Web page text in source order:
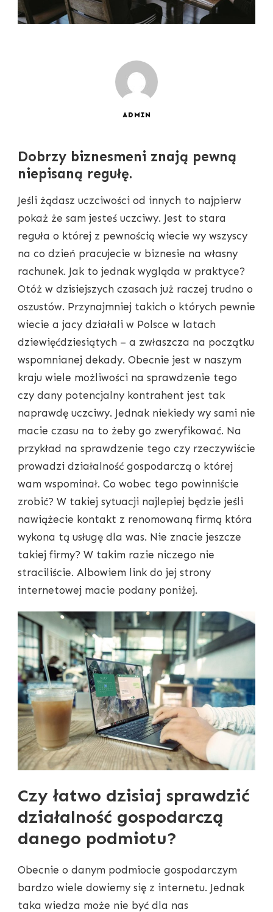
ADMIN
Dobrzy biznesmeni znają pewną
niepisaną regułę.
Jeśli żądasz uczciwości od innych to najpierw
pokaż że sam jesteś uczciwy. Jest to stara
reguła o której z pewnością wiecie wy wszyscy
na co dzień pracujecie w biznesie na własny
rachunek. Jak to jednak wygląda w praktyce?
Otóż w dzisiejszych czasach już raczej trudno o
oszustów. Przynajmniej takich o których pewnie
wiecie a jacy działali w Polsce w latach
dziewięćdziesiątych – a zwłaszcza na początku
wspomnianej dekady. Obecnie jest w naszym
kraju wiele możliwości na sprawdzenie tego
czy dany potencjalny kontrahent jest tak
naprawdę uczciwy. Jednak niekiedy wy sami nie
macie czasu na to żeby go zweryfikować. Na
przykład na sprawdzenie tego czy rzeczywiście
prowadzi działalność gospodarczą o której
wam wspominał. Co wobec tego powinniście
zrobić? W takiej sytuacji najlepiej będzie jeśli
nawiążecie kontakt z renomowaną firmą która
wykona tą usługę dla was. Nie znacie jeszcze
takiej firmy? W takim razie niczego nie
straciliście. Albowiem link do jej strony
internetowej macie podany poniżej.
Czy łatwo dzisiaj sprawdzić
działalność gospodarczą
danego podmiotu?
Obecnie o danym podmiocie gospodarczym
bardzo wiele dowiemy się z internetu. Jednak
taka wiedza może nie być dla nas